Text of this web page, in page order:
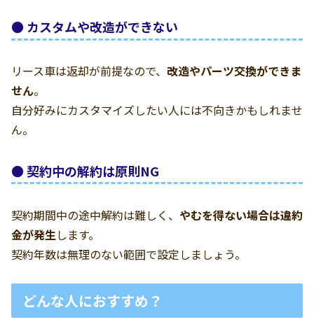
● カスタムや改造ができない
リース車は返却が前提なので、 改造やパーツ交換ができま
せん。
自分好みにカスタマイズしたい人には不向きかもしれませ
ん。
● 契約中の解約は原則NG
契約期間中の途中解約は難しく、 やむを得ない場合は違約
金が発生します。
契約年数は無理のない範囲で設定しましょう。
どんな人におすすめ？